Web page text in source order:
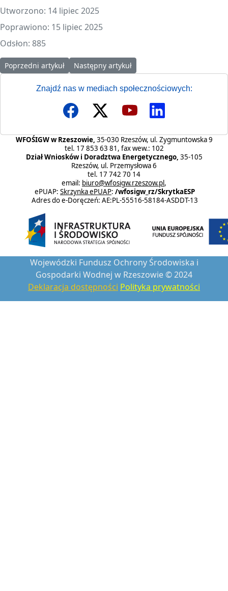
Utworzono: 14 lipiec 2025
Poprawiono: 15 lipiec 2025
Odsłon: 885
Poprzedni artykuł: Nabór na kotły gazowe od 15.07.2025r.
Poprzedni artykuł Następny artykuł: Zbliża się koniec okresu
Następny artykuł
Znajdź nas w mediach społecznościowych:
WFOŚIGW w Rzeszowie, 35-030 Rzeszów, ul. Zygmuntowska 9
tel. 17 853 63 81, fax wew.: 102
Dział Wniosków i Doradztwa Energetycznego, 35-105
Rzeszów, ul. Przemysłowa 6
tel. 17 742 70 14
email: biuro@wfosigw.rzeszow.pl,
ePUAP: Skrzynka ePUAP: /wfosigw_rz/SkrytkaESP
Adres do e-Doręczeń: AE:PL-55516-58184-ASDDT-13
Wojewódzki Fundusz Ochrony Środowiska i
Gospodarki Wodnej w Rzeszowie © 2024
Deklaracja dostępności Polityka prywatności